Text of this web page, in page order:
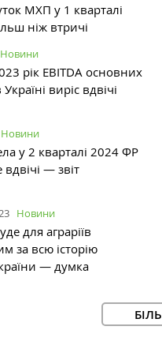
МХП у 1 кварталі
ніж втричі
Новини
рік EBITDA основних
виріс вдвічі
Новини
у 2 кварталі 2024 ФР
— звіт
Новини
для аграріїв
за всю історію
— думка